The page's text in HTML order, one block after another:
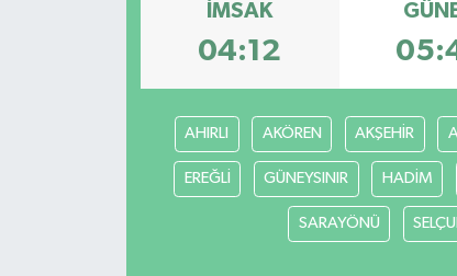
İMSAK
04:12
AHIRLI AKÖREN AKŞEHİR
EREĞLİ GÜNEYSINIR HADİM
SARAYÖNÜ